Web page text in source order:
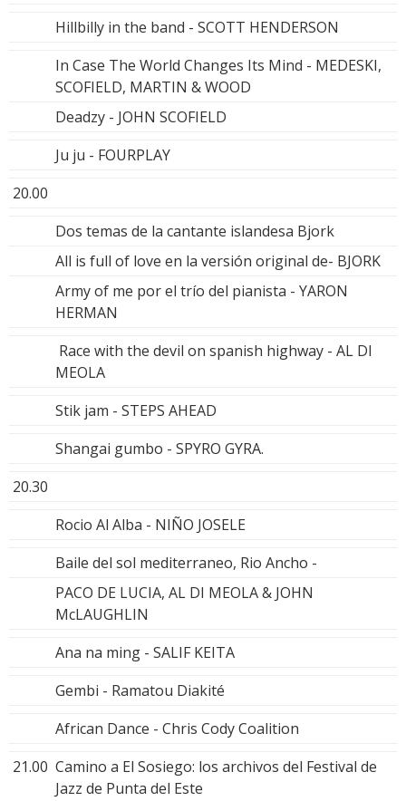
Hillbilly in the band - SCOTT HENDERSON
In Case The World Changes Its Mind - MEDESKI,
SCOFIELD, MARTIN & WOOD
Deadzy - JOHN SCOFIELD
Ju ju - FOURPLAY
20.00
Dos temas de la cantante islandesa Bjork
All is full of love en la versión original de- BJORK
Army of me por el trío del pianista - YARON
HERMAN
Race with the devil on spanish highway - AL DI
MEOLA
Stik jam - STEPS AHEAD
Shangai gumbo - SPYRO GYRA.
20.30
Rocio Al Alba - NIÑO JOSELE
Baile del sol mediterraneo, Rio Ancho -
PACO DE LUCIA, AL DI MEOLA & JOHN
McLAUGHLIN
Ana na ming - SALIF KEITA
Gembi - Ramatou Diakité
African Dance - Chris Cody Coalition
21.00 Camino a El Sosiego: los archivos del Festival de
Jazz de Punta del Este